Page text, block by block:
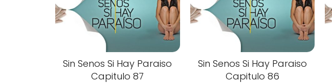
Sin Senos Si Hay Paraiso
Capitulo 87
Sin Senos Si Hay Paraiso
Capitulo 86